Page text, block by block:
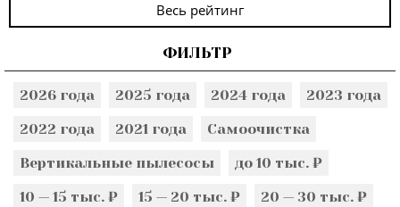
Весь рейтинг
ФИЛЬТР
2026 года 2025 года 2024 года
2023 года
2022 года
2021 года
Самоочистка
Вертикальные пылесосы
до 10 тыс. ₽
10 — 15 тыс. ₽
15 — 20 тыс. ₽
20 — 30 тыс. ₽